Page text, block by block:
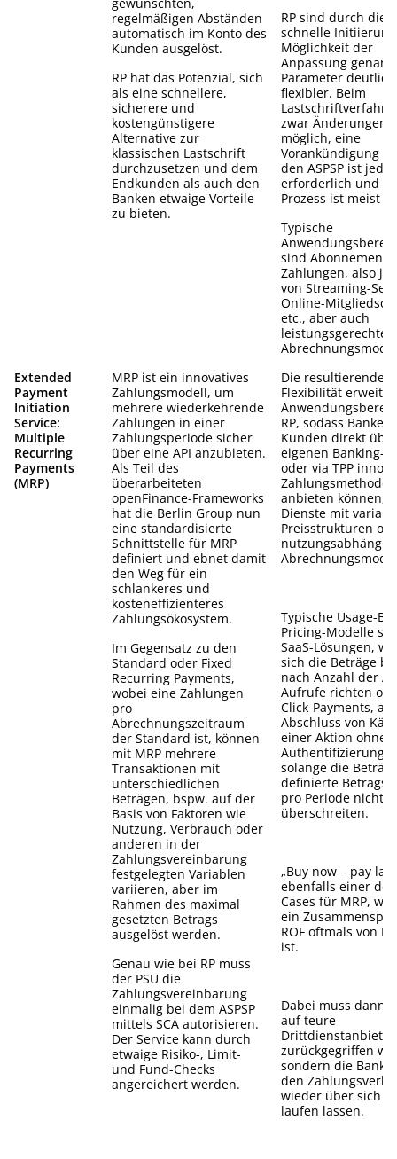
regelmäßigen Abständen
automatisch im Konto des
Kunden ausgelöst.
RP hat das Potenzial, sich
als eine schnellere,
sicherere und
kostengünstigere
Alternative zur
klassischen Lastschrift
durchzusetzen und dem
Endkunden als auch den
Banken etwaige Vorteile
zu bieten.
RP sind durch die
schnelle
Möglichkeit der
Anpassung
Parameter deutlich
flexibler. Beim
zwar Änderungen
möglich, eine
Vorankündigung
den ASPSP ist
erforderlich und
Prozess ist meist
Typische
sind Abonnement-
Zahlungen, also
von Streaming-
Online-
etc., aber auch
leistungsgerechte
Extended
Payment
Initiation
Service:
Multiple
Recurring
Payments
(MRP)
MRP ist ein innovatives
Zahlungsmodell, um
mehrere wiederkehrende
Zahlungen in einer
Zahlungsperiode sicher
über eine API anzubieten.
Als Teil des
überarbeiteten
openFinance-Frameworks
hat die Berlin Group nun
eine standardisierte
Schnittstelle für MRP
definiert und ebnet damit
den Weg für ein
schlankeres und
kosteneffizienteres
Zahlungsökosystem.
Im Gegensatz zu den
Standard oder Fixed
Recurring Payments,
wobei eine Zahlungen
pro
Abrechnungszeitraum
der Standard ist, können
mit MRP mehrere
Transaktionen mit
unterschiedlichen
Beträgen, bspw. auf der
Basis von Faktoren wie
Nutzung, Verbrauch oder
anderen in der
Zahlungsvereinbarung
festgelegten Variablen
variieren, aber im
Rahmen des maximal
gesetzten Betrags
ausgelöst werden.
Genau wie bei RP muss
der PSU die
Zahlungsvereinbarung
einmalig bei dem ASPSP
mittels SCA autorisieren.
Der Service kann durch
etwaige Risiko-, Limit-
und Fund-Checks
angereichert werden.
Die resultierende
Flexibilität
RP, sodass Banken
Kunden direkt
eigenen Banking-
oder via TPP
Zahlungsmethoden
anbieten können,
Dienste mit
Preisstrukturen
Typische Usage-
Pricing-Modelle
SaaS-Lösungen,
sich die Beträge
nach Anzahl der
Aufrufe richten
Click-Payments,
Abschluss von
einer Aktion ohne
Authentifizierung,
solange die
definierte
pro Periode nicht
überschreiten.
„Buy now – pay
ebenfalls einer der
Cases für MRP,
ein
ROF oftmals von
ist.
Dabei muss dann
auf teure
Drittdienstanbieter
zurückgegriffen
sondern die Bank
den
wieder über sich
laufen lassen.